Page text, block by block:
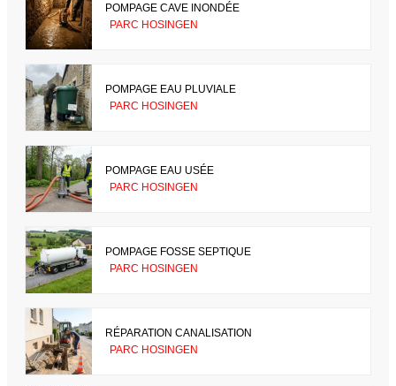
POMPAGE CAVE INONDÉE
PARC HOSINGEN
POMPAGE EAU PLUVIALE
PARC HOSINGEN
POMPAGE EAU USÉE
PARC HOSINGEN
POMPAGE FOSSE SEPTIQUE
PARC HOSINGEN
RÉPARATION CANALISATION
PARC HOSINGEN